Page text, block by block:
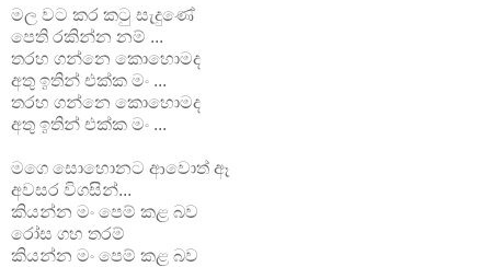
මල වට කර කටු සැදුණේ
පෙති රකින්න නම් ...
තරහ ගන්නෙ කොහොමද
අතු ඉතින් එක්‌ක මං ...
තරහ ගන්නෙ කොහොමද
අතු ඉතින් එක්‌ක මං ...
මගෙ සොහොනට ආවොත් ඈ
අවසර විගසින්...
කියන්න මං පෙම් කළ බව
රෝස ගහ තරම්
කියන්න මං පෙම් කළ බව